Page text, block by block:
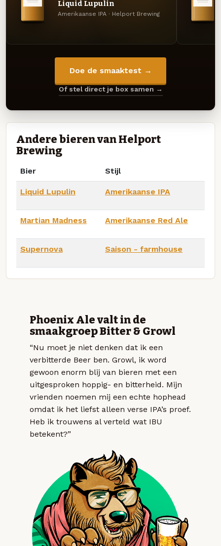
Liquid Lupulin
Amerikaanse IPA · Helport Brewing
Doe de smaaktest →
Of stel direct je box samen →
Andere bieren van Helport
Brewing
Bier Stijl
Liquid Lupulin Amerikaanse IPA
Martian Madness Amerikaanse Red Ale
Supernova Saison - farmhouse
Phoenix Ale valt in de
smaakgroep Bitter & Growl
“Nu moet je niet denken dat ik een
verbitterde Beer ben. Growl, ik word
gewoon enorm blij van bieren met een
uitgesproken hoppig- en bitterheid. Mijn
vrienden noemen mij een echte hophead
omdat ik het liefst alleen verse IPA’s proef.
Heb ik trouwens al verteld wat IBU
betekent?”